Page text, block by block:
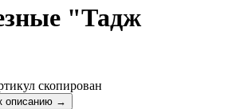
"Тадж
скопирован
описанию →